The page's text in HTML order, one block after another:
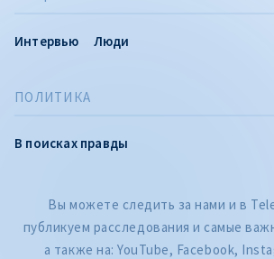
ПОЛИТИКА
В поисках правды
Интервью Люди
Вы можете следить за нами и в
публикуем расследования и самые
а также на: YouTube, Facebook,